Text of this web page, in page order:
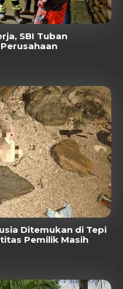
SBI Tuban
Ditemukan di Tepi
Pemilik Masih